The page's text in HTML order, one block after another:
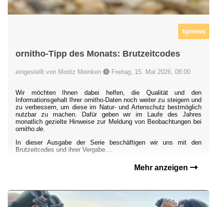
tipnews
ornitho-Tipp des Monats: Brutzeitcodes
eingestellt von Moritz Meinken Freitag, 15. Mai 2026, 08:00
Wir möchten Ihnen dabei helfen, die Qualität und den
Informationsgehalt Ihrer ornitho-Daten noch weiter zu steigern und
zu verbessern, um diese im Natur- und Artenschutz bestmöglich
nutzbar zu machen. Dafür geben wir im Laufe des Jahres
monatlich gezielte Hinweise zur Meldung von Beobachtungen bei
ornitho.de.
In dieser Ausgabe der Serie beschäftigen wir uns mit den
Brutzeitcodes und ihrer Vergabe....
Mehr anzeigen